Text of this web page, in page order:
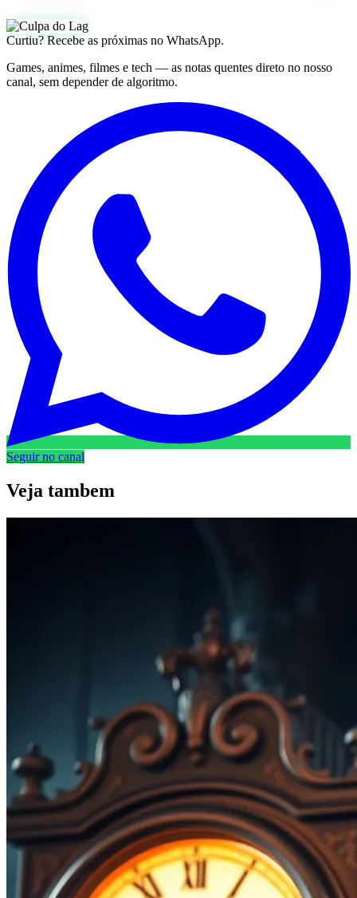
Curtiu? Recebe as próximas no WhatsApp.
Games, animes, filmes e tech — as notas quentes direto no nosso
canal, sem depender de algoritmo.
Seguir no canal
Veja tambem